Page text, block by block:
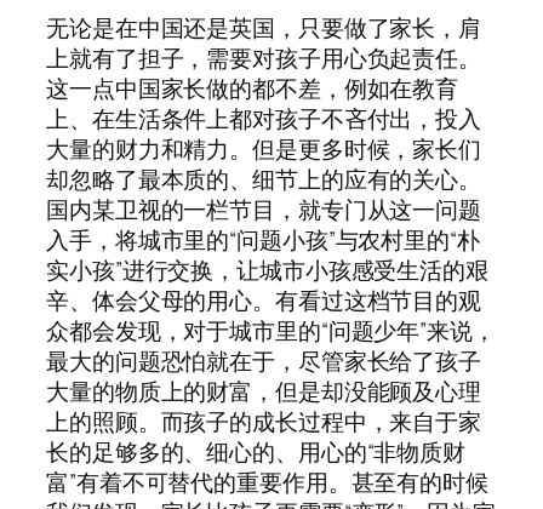
无论是在中国还是英国，只要做了家长，肩
上就有了担子，需要对孩子用心负起责任。
这一点中国家长做的都不差，例如在教育
上、在生活条件上都对孩子不吝付出，投入
大量的财力和精力。但是更多时候，家长们
却忽略了最本质的、细节上的应有的关心。
国内某卫视的一栏节目，就专门从这一问题
入手，将城市里的“问题小孩”与农村里的“朴
实小孩”进行交换，让城市小孩感受生活的艰
辛、体会父母的用心。有看过这档节目的观
众都会发现，对于城市里的“问题少年”来说，
最大的问题恐怕就在于，尽管家长给了孩子
大量的物质上的财富，但是却没能顾及心理
上的照顾。而孩子的成长过程中，来自于家
长的足够多的、细心的、用心的“非物质财
富”有着不可替代的重要作用。甚至有的时候